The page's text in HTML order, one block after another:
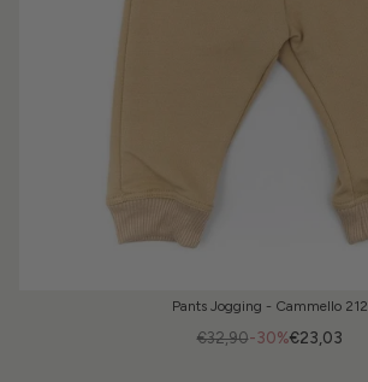
Pants Jogging - Cammello 212
-30%
€32,90 €23,03